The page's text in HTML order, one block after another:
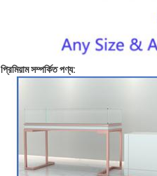
প্রিমিয়াম সম্পর্কিত পণ্য: